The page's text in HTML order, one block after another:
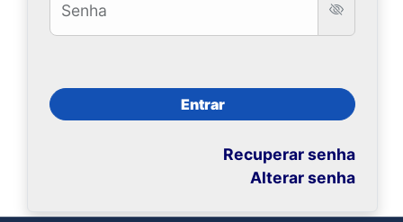
Senha
Entrar
Recuperar senha
Alterar senha